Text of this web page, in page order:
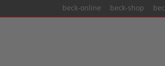
beck-online beck-shop